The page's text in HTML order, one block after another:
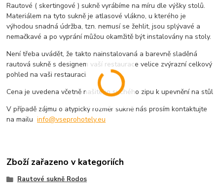
Rautové ( skertingové ) sukně vyrábíme na míru dle výšky stolů.
Materiálem na tyto sukně je atlasové vlákno, u kterého je
výhodou snadná údržba, tzn. nemusí se žehlit, jsou splývavé a
nemačkavé a po vyprání můžou okamžitě být instalovány na stoly.
Není třeba uvádět, že takto nainstalovaná a barevně sladěná
rautová sukně s designem vaší restaurace velice zvýrazní celkový
pohled na vaši restauraci.
Cena je uvedena včetně našitého suchého zipu k upevnění na stůl
V případě zájmu o atypický rozměr sukně nás prosím kontaktujte
na mailuinfo@vseprohotely.eu
Zboží zařazeno v kategoriích
Rautové sukně Rodos